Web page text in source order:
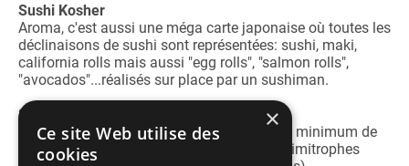
Sushi Kosher
Aroma, c'est aussi une méga carte japonaise où toutes les
déclinaisons de sushi sont représentées: sushi, maki,
california rolls mais aussi "egg rolls", "salmon rolls",
"avocados"...réalisés sur place par un sushiman.
Service Livraison
Aroma vous livre gratuitement à partir d'un minimum de
commande dans le 19e et dans les zones limitrophes
×
Ce site Web utilise des
cookies